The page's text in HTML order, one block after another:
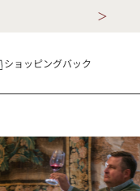
ショッピングバック